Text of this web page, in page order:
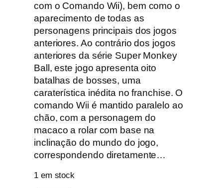
com o Comando Wii), bem como o
aparecimento de todas as
personagens principais dos jogos
anteriores. Ao contrário dos jogos
anteriores da série Super Monkey
Ball, este jogo apresenta oito
batalhas de bosses, uma
caraterística inédita no franchise. O
comando Wii é mantido paralelo ao
chão, com a personagem do
macaco a rolar com base na
inclinação do mundo do jogo,
correspondendo diretamente…
1 em stock